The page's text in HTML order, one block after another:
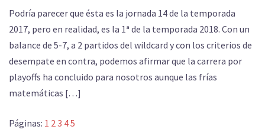
Podría parecer que ésta es la jornada 14 de la temporada
2017, pero en realidad, es la 1ª de la temporada 2018. Con un
balance de 5-7, a 2 partidos del wildcard y con los criterios de
desempate en contra, podemos afirmar que la carrera por
playoffs ha concluido para nosotros aunque las frías
matemáticas […]
Páginas: 1 23 45